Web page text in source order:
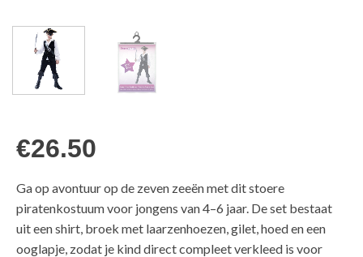
€26.50
Ga op avontuur op de zeven zeeën met dit stoere
piratenkostuum voor jongens van 4–6 jaar. De set bestaat
uit een shirt, broek met laarzenhoezen, gilet, hoed en een
ooglapje, zodat je kind direct compleet verkleed is voor